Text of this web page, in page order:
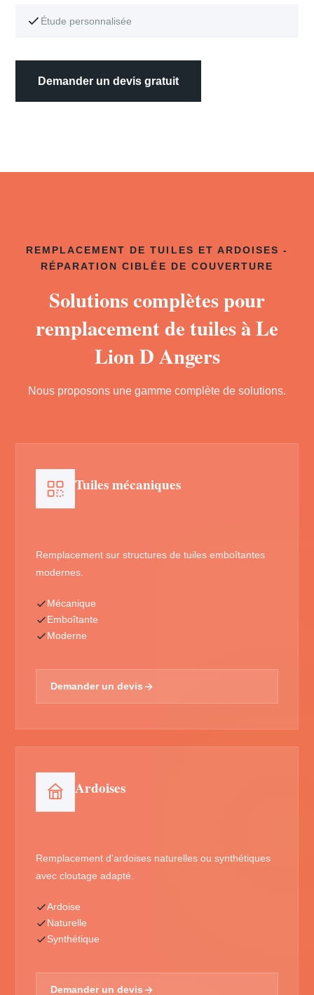
Étude personnalisée
Demander un devis gratuit
REMPLACEMENT DE TUILES ET ARDOISES -
RÉPARATION CIBLÉE DE COUVERTURE
Solutions complètes pour
remplacement de tuiles à Le
Lion D Angers
Nous proposons une gamme complète de solutions.
Tuiles mécaniques
Remplacement sur structures de tuiles emboîtantes
modernes.
Mécanique
Emboîtante
Moderne
Demander un devis
Ardoises
Remplacement d'ardoises naturelles ou synthétiques
avec cloutage adapté.
Ardoise
Naturelle
Synthétique
Demander un devis